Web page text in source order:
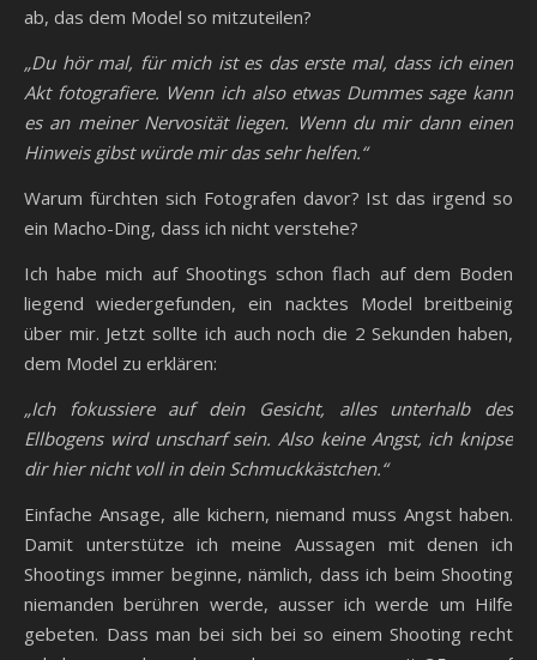
ab, das dem Model so mitzuteilen?
„Du hör mal, für mich ist es das erste mal, dass ich einen
Akt fotografiere. Wenn ich also etwas Dummes sage kann
es an meiner Nervosität liegen. Wenn du mir dann einen
Hinweis gibst würde mir das sehr helfen.“
Warum fürchten sich Fotografen davor? Ist das irgend so
ein Macho-Ding, dass ich nicht verstehe?
Ich habe mich auf Shootings schon flach auf dem Boden
liegend wiedergefunden, ein nacktes Model breitbeinig
über mir. Jetzt sollte ich auch noch die 2 Sekunden haben,
dem Model zu erklären:
„Ich fokussiere auf dein Gesicht, alles unterhalb des
Ellbogens wird unscharf sein. Also keine Angst, ich knipse
dir hier nicht voll in dein Schmuckkästchen.“
Einfache Ansage, alle kichern, niemand muss Angst haben.
Damit unterstütze ich meine Aussagen mit denen ich
Shootings immer beginne, nämlich, dass ich beim Shooting
niemanden berühren werde, ausser ich werde um Hilfe
gebeten. Dass man bei sich bei so einem Shooting recht